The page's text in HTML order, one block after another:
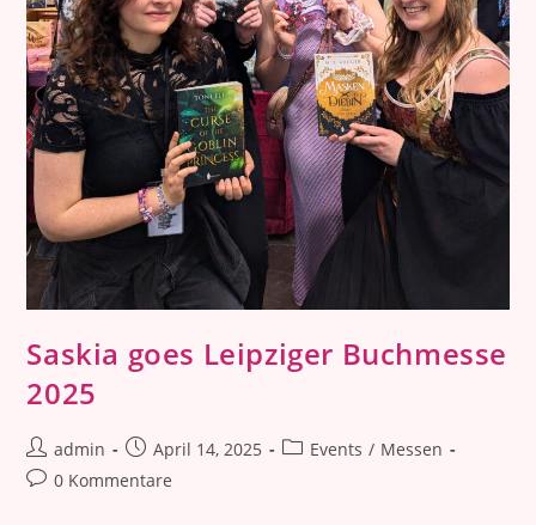
Saskia goes Leipziger Buchmesse
2025
Beitrags-
Autor:
admin
Beitrag
veröffentlicht:
April 14, 2025
Beitrags-
Events / Messen
Beitrags-
0 Kommentare